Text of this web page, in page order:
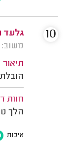
גלעד
משוב: 20/10/2022
חוות
הלך
איכות
10